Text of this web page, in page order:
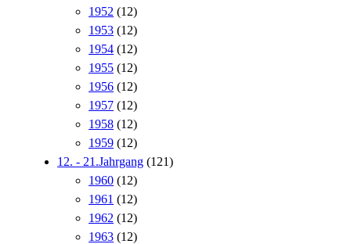
1952 (12)
1953 (12)
1954 (12)
1955 (12)
1956 (12)
1957 (12)
1958 (12)
1959 (12)
12. - 21.Jahrgang (121)
1960 (12)
1961 (12)
1962 (12)
1963 (12)